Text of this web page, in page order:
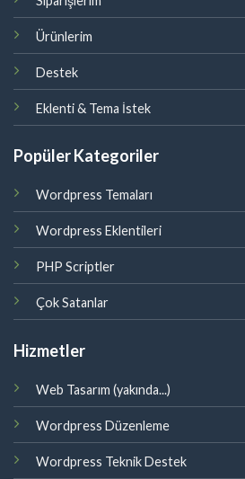
Ürünlerim
Destek
Eklenti & Tema İstek
Popüler Kategoriler
Wordpress Temaları
Wordpress Eklentileri
PHP Scriptler
Çok Satanlar
Hizmetler
Web Tasarım (yakında...)
Wordpress Düzenleme
Wordpress Teknik Destek